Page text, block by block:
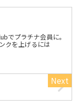
でプラチナ会員に。
クを上げるには